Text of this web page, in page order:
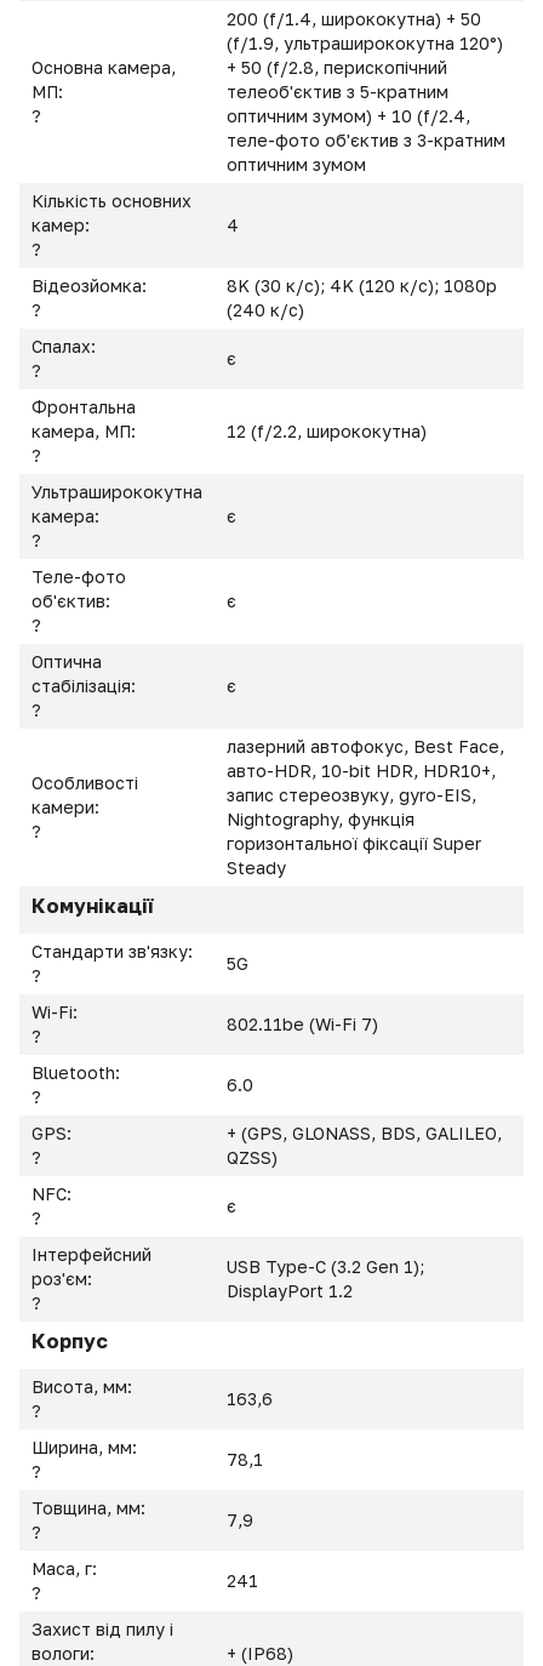
Основна камера,
МП:
?
200 (f/1.4, ширококутна) + 50
(f/1.9, ультраширококутна 120°)
+ 50 (f/2.8, перископічний
телеоб'єктив з 5-кратним
оптичним зумом) + 10 (f/2.4,
теле-фото об'єктив з 3-кратним
оптичним зумом
Кількість основних
камер:
?
4
Відеозйомка:
?
8K (30 к/с); 4K (120 к/с); 1080p
(240 к/с)
Спалах:
?
є
Фронтальна
камера, МП:
?
12 (f/2.2, ширококутна)
Ультраширококутна
камера:
?
є
Теле-фото
об'єктив:
?
є
Оптична
стабілізація:
?
є
Особливості
камери:
?
лазерний автофокус, Best Face,
авто-HDR, 10-bit HDR, HDR10+,
запис стереозвуку, gyro-EIS,
Nightography, функція
горизонтальної фіксації Super
Steady
Комунікації
Стандарти зв'язку:
?
5G
Wi-Fi:
?
802.11be (Wi-Fi 7)
Bluetooth:
?
6.0
GPS:
?
+ (GPS, GLONASS, BDS, GALILEO,
QZSS)
NFC:
?
є
Інтерфейсний
роз'єм:
?
USB Type-C (3.2 Gen 1);
DisplayPort 1.2
Корпус
Висота, мм:
?
163,6
Ширина, мм:
?
78,1
Товщина, мм:
?
7,9
Маса, г:
?
241
Захист від пилу і
вологи:
+ (IP68)